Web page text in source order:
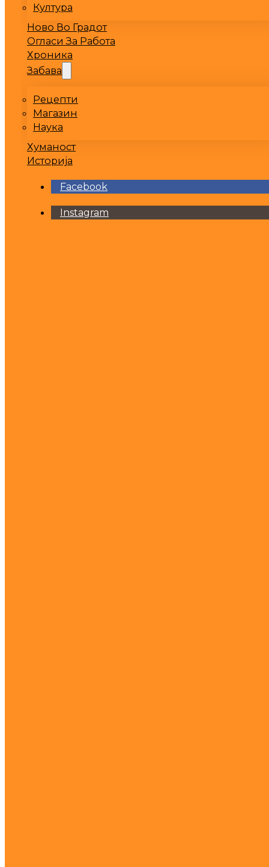
Култура
Ново Во Градот
Огласи За Работа
Хроника
Забава
Рецепти
Магазин
Наука
Хуманост
Историја
Facebook
Instagram